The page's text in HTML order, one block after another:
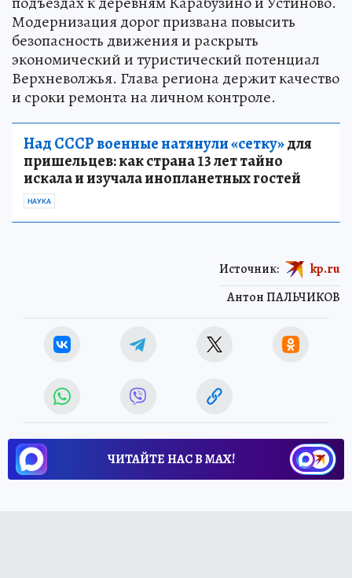
Модернизация дорог призвана повысить
безопасность движения и раскрыть
экономический и туристический потенциал
Верхневолжья. Глава региона держит качество
и сроки ремонта на личном контроле.
Над СССР военные натянули «сетку»для
пришельцев: как страна 13 лет тайно
искала и изучала инопланетных гостей
НАУКА
Антон ПАЛЬЧИКОВ
Источник: kp.ru
ЧИТАЙТЕ НАС В МАХ!